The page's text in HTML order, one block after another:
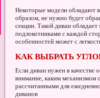
Некоторые модели обладают
образом, не нужно будет
секции. Такой диван
подлокотниками с каждой
особенностей может с
КАК ВЫБРАТЬ
Если диван нужен в качестве
внимание, каким
рассчитанными для
диванов